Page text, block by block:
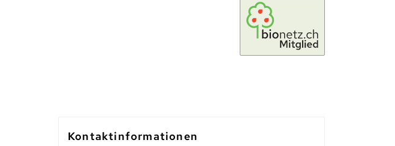
Kontaktinformationen